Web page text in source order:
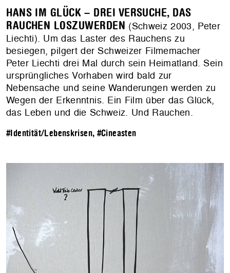
HANS IM GLÜCK – DREI VERSUCHE, DAS
RAUCHEN LOSZUWERDEN (Schweiz 2003, Peter
Liechti). Um das Laster des Rauchens zu
besiegen, pilgert der Schweizer Filmemacher
Peter Liechti drei Mal durch sein Heimatland. Sein
ursprüngliches Vorhaben wird bald zur
Nebensache und seine Wanderungen werden zu
Wegen der Erkenntnis. Ein Film über das Glück,
das Leben und die Schweiz. Und Rauchen.
#Identität/Lebenskrisen, #Cineasten